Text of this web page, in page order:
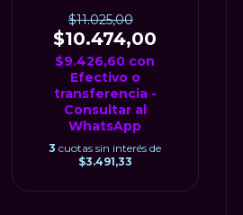
$11.025,00
$10.474,00
$9.426,60 con
Efectivo o
transferencia -
Consultar al
WhatsApp
3 cuotas sin interés de
$3.491,33